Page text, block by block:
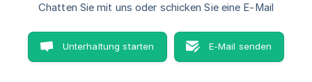
Chatten Sie mit uns oder schicken Sie eine E-Mail
Unterhaltung starten E-Mail senden